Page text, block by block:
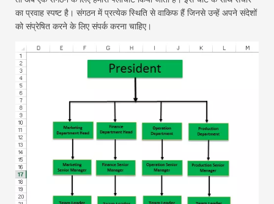
का प्रवाह स्पष्ट है। संगठन में प्रत्येक स्थिति से वाकिफ हैं जिनसे उन्हें अपने संदेशों
को संप्रेषित करने के लिए संपर्क करना चाहिए।